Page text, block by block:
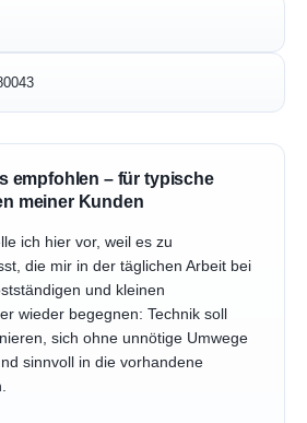
empfohlen – für typische
meiner Kunden
ich hier vor, weil es zu
die mir in der täglichen Arbeit bei
und kleinen
wieder begegnen: Technik soll
sich ohne unnötige Umwege
sinnvoll in die vorhandene